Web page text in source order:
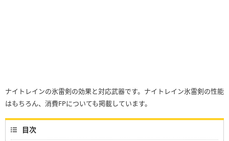
ナイトレインの氷雷剣の効果と対応武器です。ナイトレイン氷雷剣の性能
はもちろん、消費FPについても掲載しています。
目次